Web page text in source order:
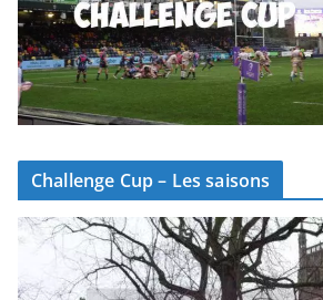
Challenge Cup – Les saisons